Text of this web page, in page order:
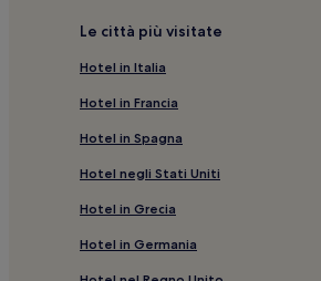
Spiaggia di Cala Mitjana:
Chiesa del Socors: hotel
Los Delfines: Hotel con
Ciutadella de Menorca:
Spiaggia di Son Xoriguer:
Cales Piques: hotel nelle
Le città più visitate
Hotel in Italia
Hotel in Francia
Hotel in Spagna
Hotel negli Stati Uniti
Hotel in Grecia
Hotel in Germania